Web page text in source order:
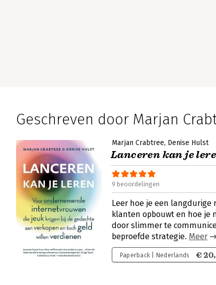
Geschreven door Marjan
Marjan Crabtree Denise Hulst
Lanceren kan je
9 beoordelingen
Leer hoe je een
klanten opbouwt en hoe je
door slimmer te
beproefde strategie. Meer
Paperback | Nederlands €